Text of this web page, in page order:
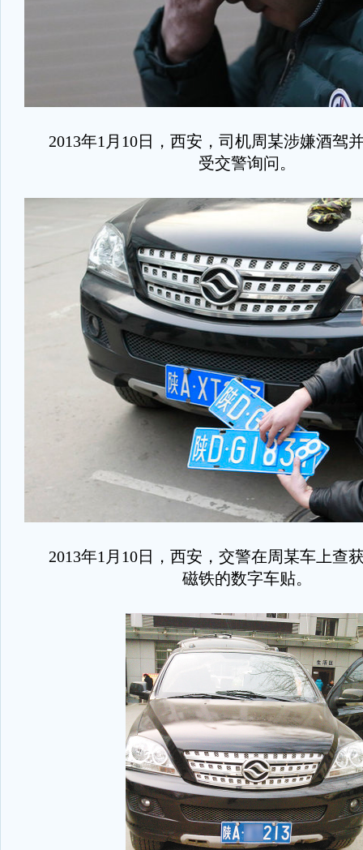
2013年1月10日，西安，司机周某涉嫌酒驾
受交警询问。
2013年1月10日，西安，交警在周某车上查
磁铁的数字车贴。